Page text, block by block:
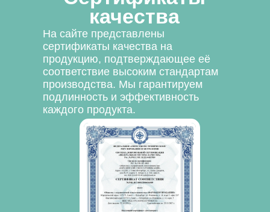
качества
На сайте представлены
сертификаты качества на
продукцию, подтверждающее её
соответствие высоким стандартам
производства. Мы гарантируем
подлинность и эффективность
каждого продукта.